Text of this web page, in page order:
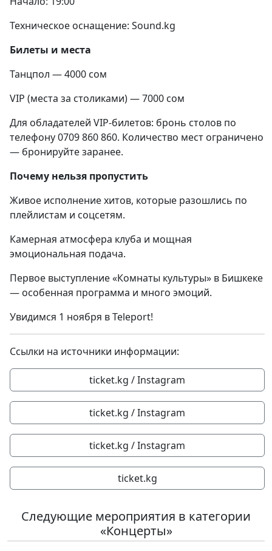
Техническое оснащение: Sound.kg
Билеты и места
Танцпол — 4000 сом
VIP (места за столиками) — 7000 сом
Для обладателей VIP‑билетов: бронь столов по
телефону 0709 860 860. Количество мест ограничено
— бронируйте заранее.
Почему нельзя пропустить
Живое исполнение хитов, которые разошлись по
плейлистам и соцсетям.
Камерная атмосфера клуба и мощная
эмоциональная подача.
Первое выступление «Комнаты культуры» в Бишкеке
— особенная программа и много эмоций.
Увидимся 1 ноября в Teleport!
Ссылки на источники информации:
ticket.kg / Instagram
ticket.kg / Instagram
ticket.kg / Instagram
ticket.kg
Следующие мероприятия в категории
«Концерты»